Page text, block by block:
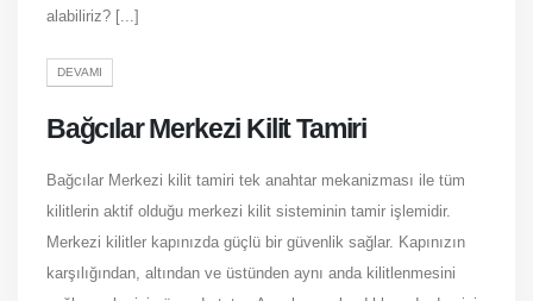
alabiliriz? [...]
DEVAMI
Bağcılar Merkezi Kilit Tamiri
Bağcılar Merkezi kilit tamiri tek anahtar mekanizması ile tüm
kilitlerin aktif olduğu merkezi kilit sisteminin tamir işlemidir.
Merkezi kilitler kapınızda güçlü bir güvenlik sağlar. Kapınızın
karşılığından, altından ve üstünden aynı anda kilitlenmesini